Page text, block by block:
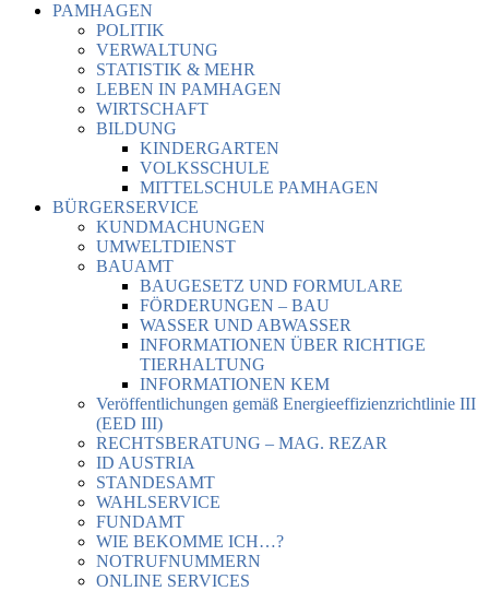
PAMHAGEN
POLITIK
VERWALTUNG
STATISTIK & MEHR
LEBEN IN PAMHAGEN
WIRTSCHAFT
BILDUNG
KINDERGARTEN
VOLKSSCHULE
MITTELSCHULE PAMHAGEN
BÜRGERSERVICE
KUNDMACHUNGEN
UMWELTDIENST
BAUAMT
BAUGESETZ UND FORMULARE
FÖRDERUNGEN – BAU
WASSER UND ABWASSER
INFORMATIONEN ÜBER RICHTIGE
TIERHALTUNG
INFORMATIONEN KEM
Veröffentlichungen gemäß Energieeffizienzrichtlinie III
(EED III)
RECHTSBERATUNG – MAG. REZAR
ID AUSTRIA
STANDESAMT
WAHLSERVICE
FUNDAMT
WIE BEKOMME ICH…?
NOTRUFNUMMERN
ONLINE SERVICES